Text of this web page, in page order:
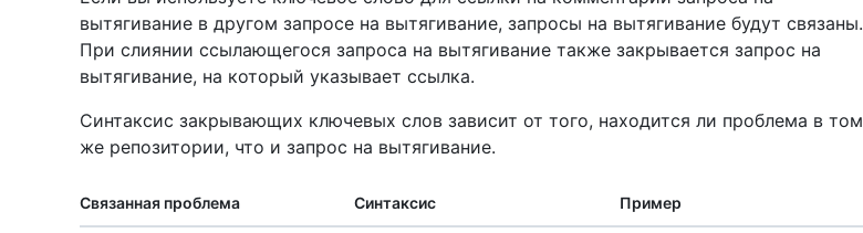
вытягивание в другом запросе на вытягивание, запросы на вытягивание будут связаны.
При слиянии ссылающегося запроса на вытягивание также закрывается запрос на
вытягивание, на который указывает ссылка.
Синтаксис закрывающих ключевых слов зависит от того, находится ли проблема в том
же репозитории, что и запрос на вытягивание.
Связанная проблема Синтаксис Пример